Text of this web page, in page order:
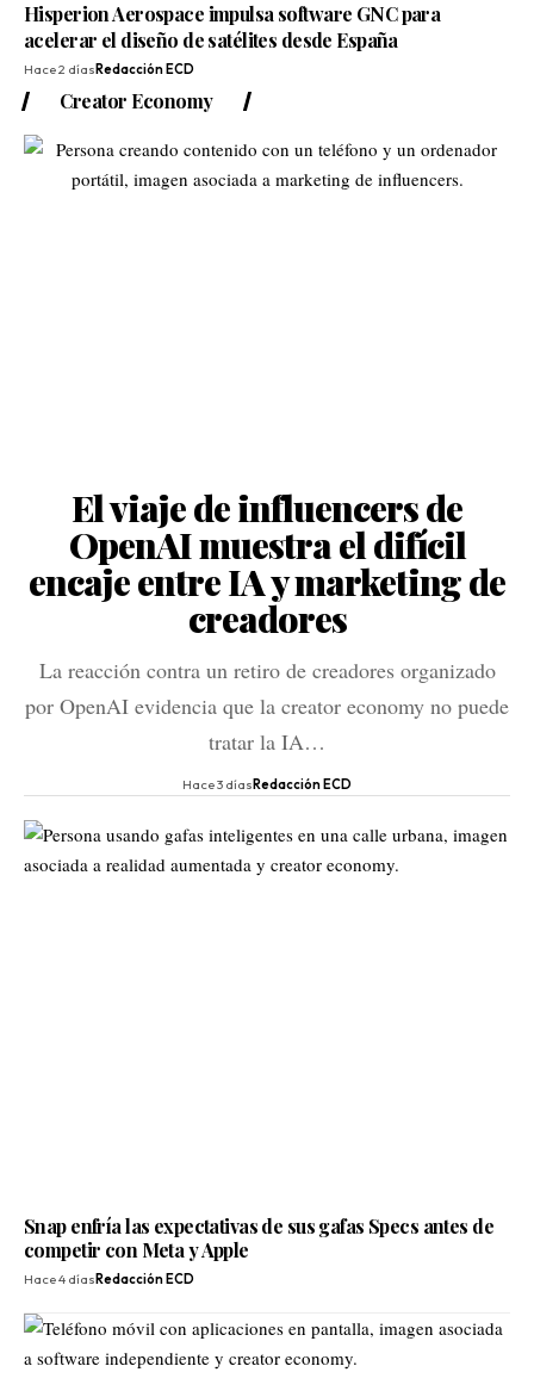
Hisperion Aerospace impulsa software GNC para
acelerar el diseño de satélites desde España
Hace 2 días Redacción ECD
Creator Economy
El viaje de influencers de
OpenAI muestra el difícil
encaje entre IA y marketing de
creadores
La reacción contra un retiro de creadores organizado
por OpenAI evidencia que la creator economy no puede
tratar la IA…
Hace 3 días Redacción ECD
Snap enfría las expectativas de sus gafas Specs antes de
competir con Meta y Apple
Hace 4 días Redacción ECD